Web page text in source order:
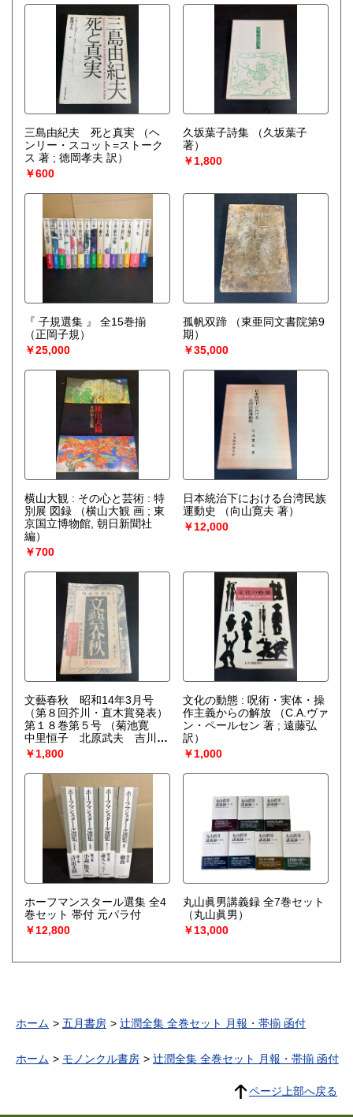
三島由紀夫 死と真実
（ヘ
ンリー・スコット=ストーク
ス 著 ; 徳岡孝夫 訳）
￥600
久坂葉子詩集
（久坂葉子
著）
￥1,800
『 子規選集 』 全15巻揃
（正岡子規）
￥25,000
孤帆双蹄
（東亜同文書院第9
期）
￥35,000
横山大観 : その心と芸術 : 特
別展 図録
（横山大観 画 ; 東
京国立博物館, 朝日新聞社
編）
￥700
日本統治下における台湾民族
運動史
（向山寛夫 著）
￥12,000
文藝春秋 昭和14年3月号
（第８回芥川・直木賞発表）
第１８巻第５号
（菊池寛
中里恒子 北原武夫 吉川江
子ほか）
￥1,800
文化の動態 : 呪術・実体・操
作主義からの解放
（C.A.ヴァ
ン・ペールセン 著 ; 遠藤弘
訳）
￥1,000
ホーフマンスタール選集 全4
巻セット 帯付 元パラ付
￥12,800
丸山眞男講義録 全7巻セット
（丸山眞男）
￥13,000
ホーム 五月書房 辻潤全集 全巻セット 月報・帯揃 函付
ホーム モノンクル書房 辻潤全集 全巻セット 月報・帯揃 函付
ページ上部へ戻る